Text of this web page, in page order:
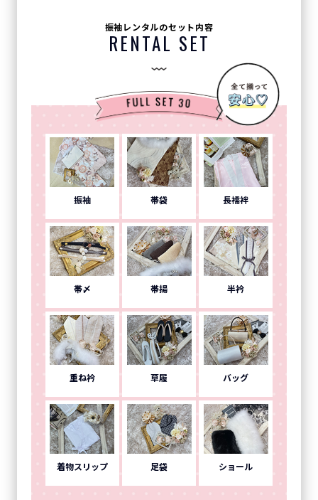
振袖レンタルのセット内容
RENTAL SET
振袖 帯袋 長襦袢
帯〆 帯揚 半衿
重ね衿 草履 バッグ
着物スリップ 足袋 ショール